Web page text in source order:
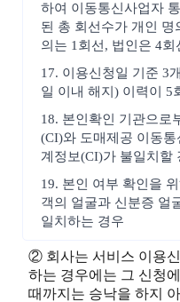
하여 이동통신사업자
된 총 회선수가 개인 명
의는 1회선, 법인은 4
17. 이용신청일 기준 3
일 이내 해지) 이력이 5
18. 본인확인 기관으로
(CI)와 도매제공 이동
계정보(CI)가 불일치할
19. 본인 여부 확인을
객의 얼굴과 신분증 얼
일치하는 경우
② 회사는 서비스 이용
하는 경우에는 그 신청
때까지는 승낙을 하지